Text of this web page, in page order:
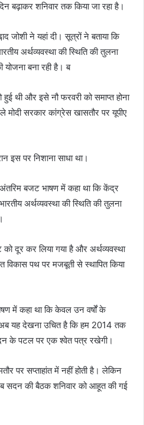
शनिवार तक किया जा रहा है।
जोशी ने यहां दी। सूत्रों ने बताया कि
अर्थव्यवस्था की स्थिति की तुलना
बना रही है। ब
थी और इसे नौ फरवरी को समाप्त होना
सरकार कांग्रेस खासतौर पर यूपीए
इस पर निशाना साधा था।
अंतरिम बजट भाषण में कहा था कि केंद्र
अर्थव्यवस्था की स्थिति की तुलना
दूर कर लिया गया है और अर्थव्यवस्था
विकास पथ पर मजबूती से स्थापित किया
में कहा था कि केवल उन वर्षों के
यह देखना उचित है कि हम 2014 तक
के पटल पर एक श्वेत पत्र रखेगी।
पर सप्ताहांत में नहीं होती है। लेकिन
सदन की बैठक शनिवार को आहूत की गई